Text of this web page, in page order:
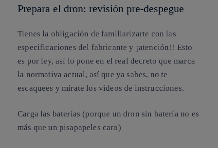
Prepara el dron: revisión pre-despegue
Tienes la obligación de familiarizarte con las
especificaciones del fabricante y ¡atención!! Esto
es por ley, así lo pone en el real decreto que marca
la normativa actual, así que ya sabes, no te
escaquees y mírate los videos de instrucciones.
Carga las baterías (porque un dron sin batería no es
más que un pisapapeles caro)